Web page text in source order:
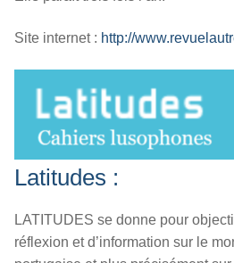
Site internet : http://
Latitudes :
LATITUDES se donne pour
réflexion et d’information sur le